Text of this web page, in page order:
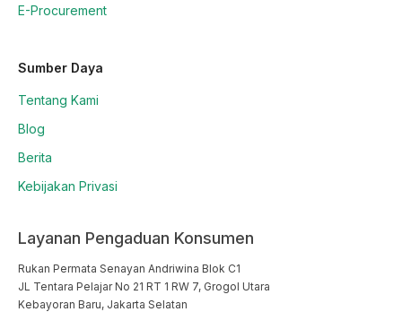
E-Procurement
Sumber Daya
Tentang Kami
Blog
Berita
Kebijakan Privasi
Layanan Pengaduan Konsumen
Rukan Permata Senayan Andriwina Blok C1
JL Tentara Pelajar No 21 RT 1 RW 7, Grogol Utara
Kebayoran Baru, Jakarta Selatan